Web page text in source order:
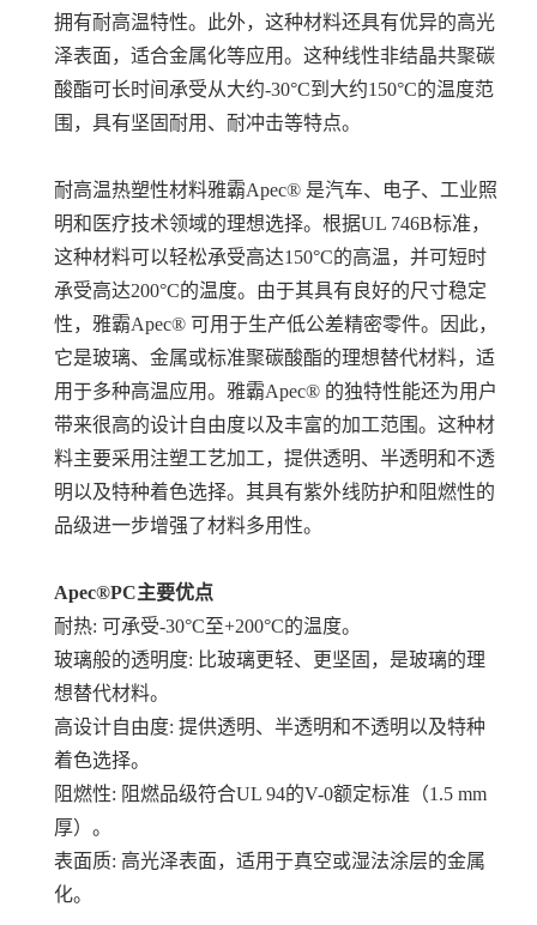
拥有耐高温特性。此外，这种材料还具有优异的高光
泽表面，适合金属化等应用。这种线性非结晶共聚碳
酸酯可长时间承受从大约-30°C到大约150°C的温度范
围，具有坚固耐用、耐冲击等特点。
耐高温热塑性材料雅霸Apec® 是汽车、电子、工业照
明和医疗技术领域的理想选择。根据UL 746B标准，
这种材料可以轻松承受高达150°C的高温，并可短时
承受高达200°C的温度。由于其具有良好的尺寸稳定
性，雅霸Apec® 可用于生产低公差精密零件。因此，
它是玻璃、金属或标准聚碳酸酯的理想替代材料，适
用于多种高温应用。雅霸Apec® 的独特性能还为用户
带来很高的设计自由度以及丰富的加工范围。这种材
料主要采用注塑工艺加工，提供透明、半透明和不透
明以及特种着色选择。其具有紫外线防护和阻燃性的
品级进一步增强了材料多用性。
Apec®PC主要优点
耐热: 可承受-30°C至+200°C的温度。
玻璃般的透明度: 比玻璃更轻、更坚固，是玻璃的理
想替代材料。
高设计自由度: 提供透明、半透明和不透明以及特种
着色选择。
阻燃性: 阻燃品级符合UL 94的V-0额定标准（1.5 mm
厚）。
表面质: 高光泽表面，适用于真空或湿法涂层的金属
化。